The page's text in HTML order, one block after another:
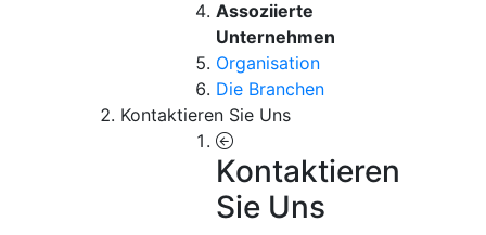
Assoziierte
Unternehmen
Organisation
Die Branchen
Kontaktieren Sie Uns
Kontaktieren
Sie Uns